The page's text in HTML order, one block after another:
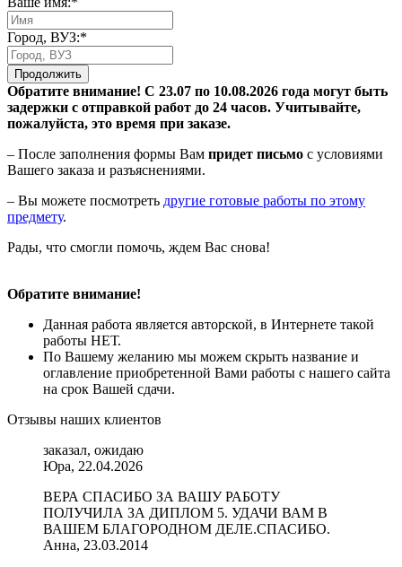
Город, ВУЗ:*
Продолжить
Обратите внимание! С 23.07 по 10.08.2026 года могут быть
задержки с отправкой работ до 24 часов. Учитывайте,
пожалуйста, это время при заказе.
– После заполнения формы Вам придет письмо с условиями
Вашего заказа и разъяснениями.
– Вы можете посмотреть другие готовые работы по этому
предмету.
Рады, что смогли помочь, ждем Вас снова!
Обратите внимание!
Данная работа является авторской, в Интернете такой
работы НЕТ.
По Вашему желанию мы можем скрыть название и
оглавление приобретенной Вами работы с нашего сайта
на срок Вашей сдачи.
Отзывы наших клиентов
заказал, ожидаю
Юра, 22.04.2026
ВЕРА СПАСИБО ЗА ВАШУ РАБОТУ
ПОЛУЧИЛА ЗА ДИПЛОМ 5. УДАЧИ ВАМ В
ВАШЕМ БЛАГОРОДНОМ ДЕЛЕ.СПАСИБО.
Анна, 23.03.2014